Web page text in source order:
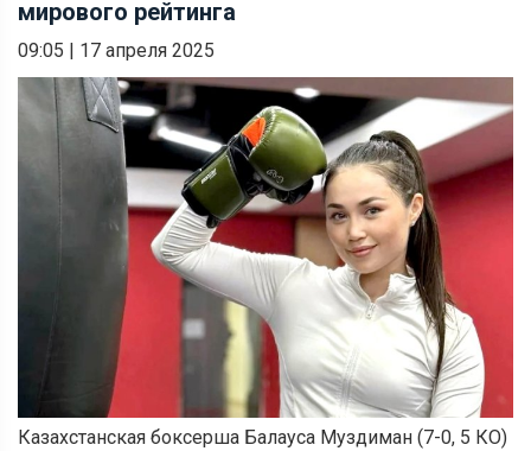
мирового рейтинга
09:05 | 17 апреля 2025
Казахстанская боксерша Балауса Муздиман (7-0, 5 КО)